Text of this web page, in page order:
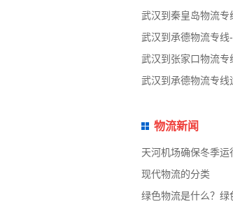
武汉到秦皇岛物流
武汉到承德物流专
武汉到张家口物流
武汉到承德物流专线
物流新闻
天河机场确保冬季运
现代物流的分类
绿色物流是什么？绿